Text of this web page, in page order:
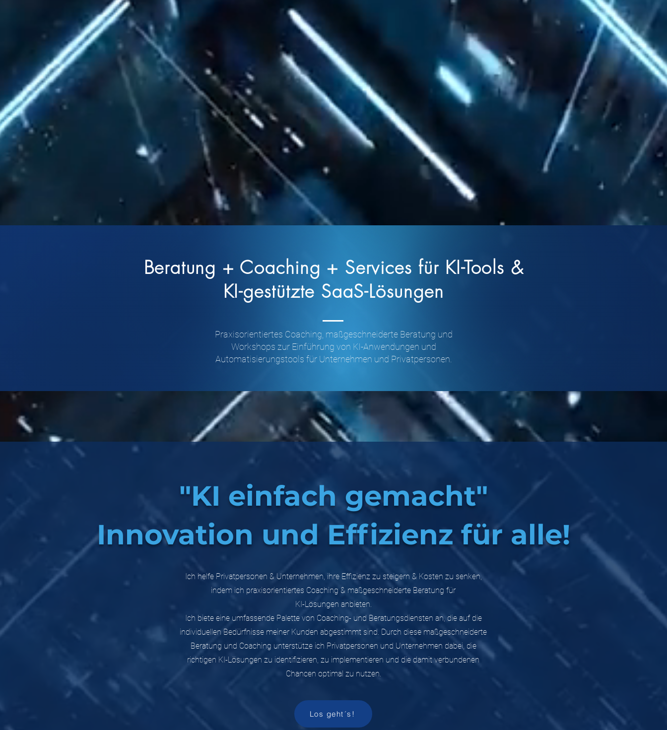
Beratung + Coaching + Services für KI-Tools &
KI-gestützte SaaS-Lösungen
Praxisorientiertes Coaching, maßgeschneiderte Beratung und
Workshops zur Einführung von KI-Anwendungen und
Automatisierungstools für Unternehmen und Privatpersonen.
"KI einfach gemacht"
Innovation und Effizienz für alle!
Ich helfe Privatpersonen & Unternehmen, ihre Effizienz zu steigern & Kosten zu senken,
indem ich praxisorientiertes Coaching & maßgeschneiderte Beratung für
KI-Lösungen anbieten.
Ich biete eine umfassende Palette von Coaching- und Beratungsdiensten an, die auf die
individuellen Bedürfnisse meiner Kunden abgestimmt sind. Durch diese maßgeschneiderte
Beratung und Coaching unterstütze ich Privatpersonen und Unternehmen dabei, die
richtigen KI-Lösungen zu identifizieren, zu implementieren und die damit verbundenen
Chancen optimal zu nutzen.
Los geht´s!